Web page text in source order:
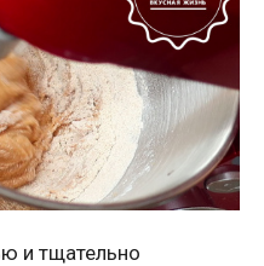
и тщательно